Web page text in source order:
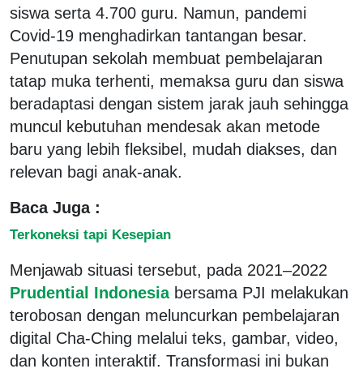
siswa serta 4.700 guru. Namun, pandemi
Covid-19 menghadirkan tantangan besar.
Penutupan sekolah membuat pembelajaran
tatap muka terhenti, memaksa guru dan siswa
beradaptasi dengan sistem jarak jauh sehingga
muncul kebutuhan mendesak akan metode
baru yang lebih fleksibel, mudah diakses, dan
relevan bagi anak-anak.
Baca Juga :
Terkoneksi tapi Kesepian
Menjawab situasi tersebut, pada 2021–2022
Prudential Indonesia bersama PJI melakukan
terobosan dengan meluncurkan pembelajaran
digital Cha-Ching melalui teks, gambar, video,
dan konten interaktif. Transformasi ini bukan